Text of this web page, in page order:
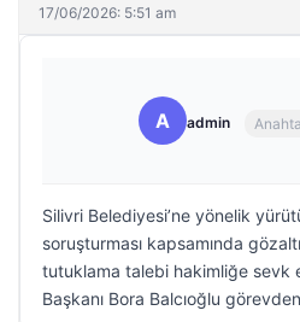
17/06/2026: 5:51 am
A admin
Silivri Belediyesi’ne yönelik
soruşturması kapsamında
tutuklama talebi hakimliğe sevk
Başkanı Bora Balcıoğlu görevden